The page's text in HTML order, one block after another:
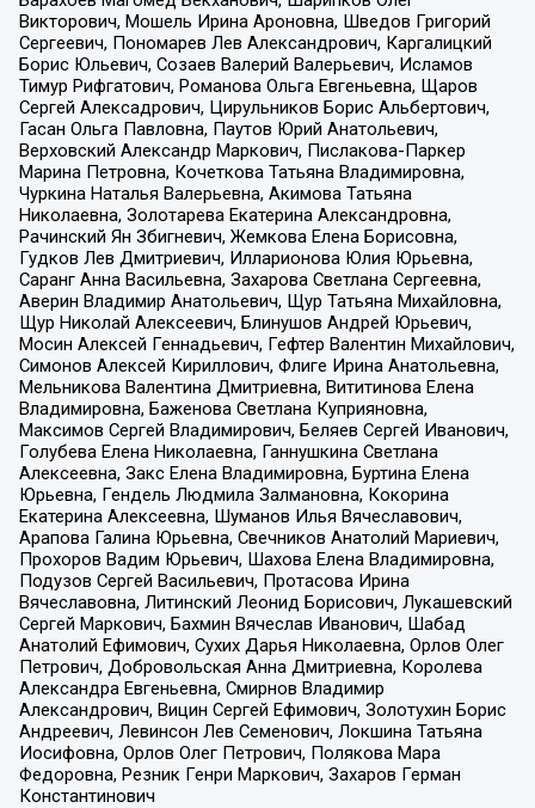
Викторович, Мошель Ирина Ароновна, Шведов Григорий
Сергеевич, Пономарев Лев Александрович, Каргалицкий
Борис Юльевич, Созаев Валерий Валерьевич, Исламов
Тимур Рифгатович, Романова Ольга Евгеньевна, Щаров
Сергей Алексадрович, Цирульников Борис Альбертович,
Гасан Ольга Павловна, Паутов Юрий Анатольевич,
Верховский Александр Маркович, Пислакова-Паркер
Марина Петровна, Кочеткова Татьяна Владимировна,
Чуркина Наталья Валерьевна, Акимова Татьяна
Николаевна, Золотарева Екатерина Александровна,
Рачинский Ян Збигневич, Жемкова Елена Борисовна,
Гудков Лев Дмитриевич, Илларионова Юлия Юрьевна,
Саранг Анна Васильевна, Захарова Светлана Сергеевна,
Аверин Владимир Анатольевич, Щур Татьяна Михайловна,
Щур Николай Алексеевич, Блинушов Андрей Юрьевич,
Мосин Алексей Геннадьевич, Гефтер Валентин Михайлович,
Симонов Алексей Кириллович, Флиге Ирина Анатольевна,
Мельникова Валентина Дмитриевна, Вититинова Елена
Владимировна, Баженова Светлана Куприяновна,
Максимов Сергей Владимирович, Беляев Сергей Иванович,
Голубева Елена Николаевна, Ганнушкина Светлана
Алексеевна, Закс Елена Владимировна, Буртина Елена
Юрьевна, Гендель Людмила Залмановна, Кокорина
Екатерина Алексеевна, Шуманов Илья Вячеславович,
Арапова Галина Юрьевна, Свечников Анатолий Мариевич,
Прохоров Вадим Юрьевич, Шахова Елена Владимировна,
Подузов Сергей Васильевич, Протасова Ирина
Вячеславовна, Литинский Леонид Борисович, Лукашевский
Сергей Маркович, Бахмин Вячеслав Иванович, Шабад
Анатолий Ефимович, Сухих Дарья Николаевна, Орлов Олег
Петрович, Добровольская Анна Дмитриевна, Королева
Александра Евгеньевна, Смирнов Владимир
Александрович, Вицин Сергей Ефимович, Золотухин Борис
Андреевич, Левинсон Лев Семенович, Локшина Татьяна
Иосифовна, Орлов Олег Петрович, Полякова Мара
Федоровна, Резник Генри Маркович, Захаров Герман
Константинович